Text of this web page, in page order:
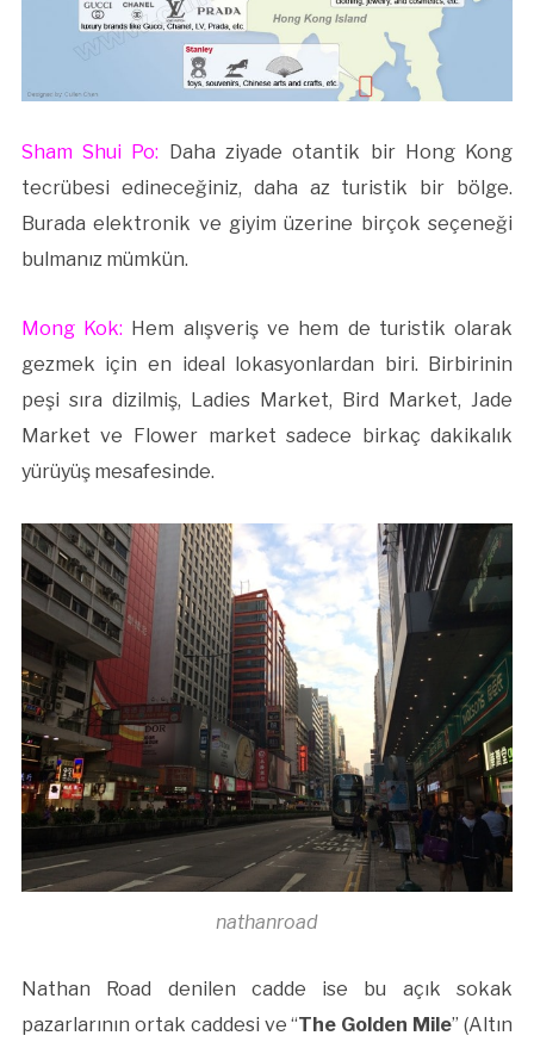
Sham Shui Po: Daha ziyade otantik bir Hong Kong
tecrübesi edineceğiniz, daha az turistik bir bölge.
Burada elektronik ve giyim üzerine birçok seçeneği
bulmanız mümkün.
Mong Kok: Hem alışveriş ve hem de turistik olarak
gezmek için en ideal lokasyonlardan biri. Birbirinin
peşi sıra dizilmiş, Ladies Market, Bird Market, Jade
Market ve Flower market sadece birkaç dakikalık
yürüyüş mesafesinde.
nathanroad
Nathan Road denilen cadde ise bu açık sokak
pazarlarının ortak caddesi ve “The Golden Mile” (Altın